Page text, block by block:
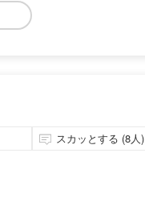
スカッとする (8人)